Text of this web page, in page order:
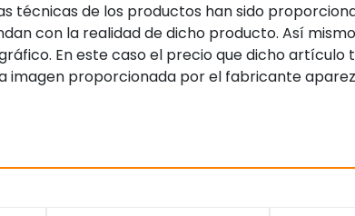
técnicas de los productos han sido
con la realidad de dicho producto. Así
En este caso el precio que dicho
imagen proporcionada por el fabricante